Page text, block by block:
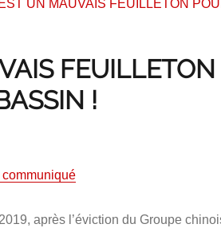
UN MAUVAIS FEUILLETON
FEUILLETON
!
après l’éviction du Groupe